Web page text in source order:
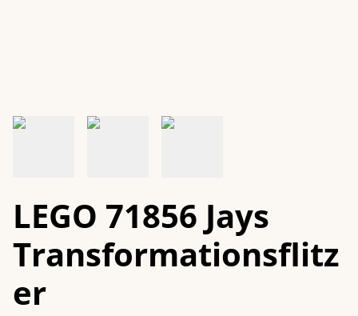
LEGO 71856 Jays
Transformationsflitz
er